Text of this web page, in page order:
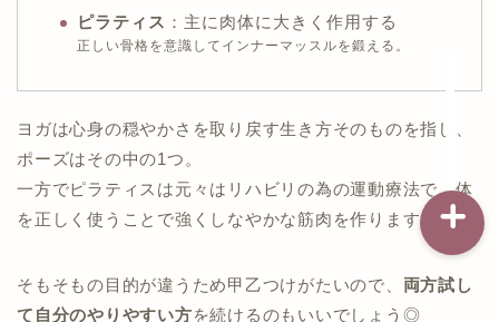
ピラティス ：主に肉体に大きく作用する
正しい骨格を意識してインナーマッスルを鍛える。
ヨガは心身の穏やかさを取り戻す生き方そのものを指し、
ポーズはその中の1つ。
一方でピラティスは元々はリハビリの為の運動療法で、体
を正しく使うことで強くしなやかな筋肉を作ります。
そもそもの目的が違うため甲乙つけがたいので、 両方試し
て自分のやりやすい方を続けるのもいいでしょう◎
バストアップ（育乳）
ナイトブラの基礎知識